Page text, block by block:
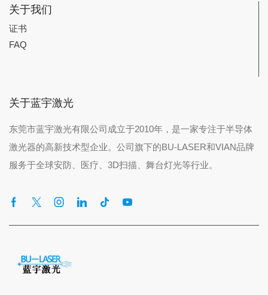
关于我们
证书
FAQ
关于蓝宇激光
东莞市蓝宇激光有限公司成立于2010年，是一家专注于半导体
激光器的高新技术型企业。公司旗下的BU-LASER和VIAN品牌
服务于全球安防、医疗、3D扫描、舞台灯光等行业。